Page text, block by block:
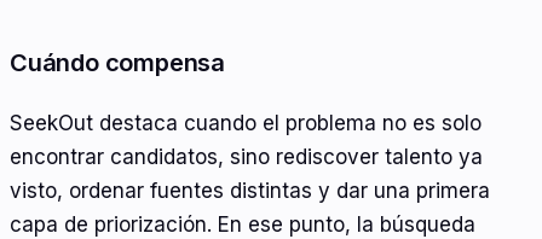
Cuándo compensa
SeekOut destaca cuando el problema no es solo
encontrar candidatos, sino rediscover talento ya
visto, ordenar fuentes distintas y dar una primera
capa de priorización. En ese punto, la búsqueda